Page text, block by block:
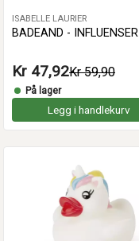
ISABELLE LAURIER
BADEAND - INFLUENSER
Kr 47,92Kr 59,90
På lager
Legg i handlekurv